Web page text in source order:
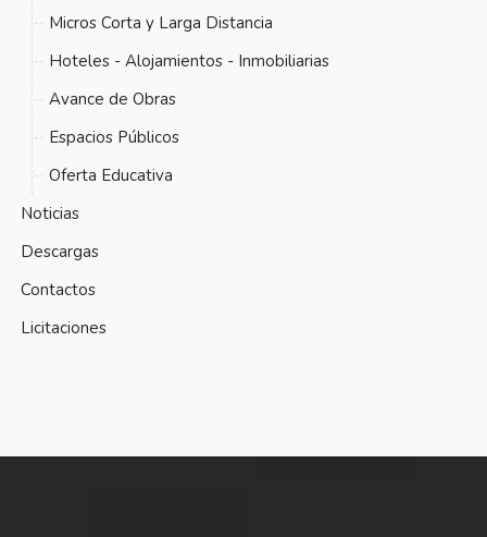
Hoteles - Alojamientos - Inmobiliarias
Avance de Obras
Espacios Públicos
Oferta Educativa
Noticias
Descargas
Contactos
Licitaciones